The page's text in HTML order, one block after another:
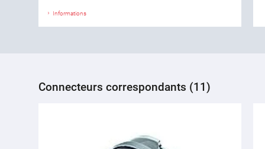
Informations
Connecteurs correspondants (11)